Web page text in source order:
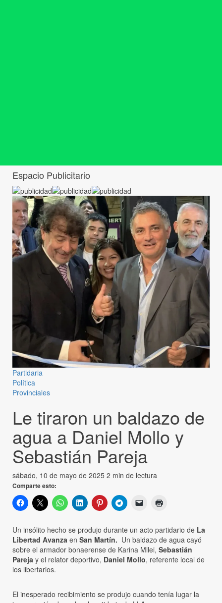
Espacio Publicitario
Partidaria
Política
Provinciales
Le tiraron un baldazo de
agua a Daniel Mollo y
Sebastián Pareja
sábado, 10 de mayo de 2025 2 min de lectura
Comparte esto:
Un insólito hecho se produjo durante un acto partidario de La
Libertad Avanza en San Martín. Un baldazo de agua cayó
sobre el armador bonaerense de Karina Milei, Sebastián
Pareja y el relator deportivo, Daniel Mollo, referente local de
los libertarios.
El inesperado recibimiento se produjo cuando tenía lugar la